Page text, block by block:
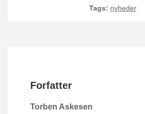
Tags: nyheder
Forfatter
Torben Askesen